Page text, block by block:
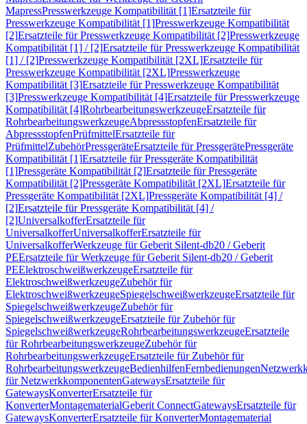
MapressPresswerkzeuge Kompatibilität [1]Ersatzteile für
Presswerkzeuge Kompatibilität [1]Presswerkzeuge Kompatibilität
[2]Ersatzteile für Presswerkzeuge Kompatibilität [2]Presswerkzeuge
Kompatibilität [1] / [2]Ersatzteile für Presswerkzeuge Kompatibilität
[1] / [2]Presswerkzeuge Kompatibilität [2XL]Ersatzteile für
Presswerkzeuge Kompatibilität [2XL]Presswerkzeuge
Kompatibilität [3]Ersatzteile für Presswerkzeuge Kompatibilität
[3]Presswerkzeuge Kompatibilität [4]Ersatzteile für Presswerkzeuge
Kompatibilität [4]RohrbearbeitungswerkzeugeErsatzteile für
RohrbearbeitungswerkzeugeAbpressstopfenErsatzteile für
AbpressstopfenPrüfmittelErsatzteile für
PrüfmittelZubehörPressgeräteErsatzteile für PressgerätePressgeräte
Kompatibilität [1]Ersatzteile für Pressgeräte Kompatibilität
[1]Pressgeräte Kompatibilität [2]Ersatzteile für Pressgeräte
Kompatibilität [2]Pressgeräte Kompatibilität [2XL]Ersatzteile für
Pressgeräte Kompatibilität [2XL]Pressgeräte Kompatibilität [4] /
[2]Ersatzteile für Pressgeräte Kompatibilität [4] /
[2]UniversalkofferErsatzteile für
UniversalkofferUniversalkofferErsatzteile für
UniversalkofferWerkzeuge für Geberit Silent-db20 / Geberit
PEErsatzteile für Werkzeuge für Geberit Silent-db20 / Geberit
PEElektroschweißwerkzeugeErsatzteile für
ElektroschweißwerkzeugeZubehör für
ElektroschweißwerkzeugeSpiegelschweißwerkzeugeErsatzteile für
SpiegelschweißwerkzeugeZubehör für
SpiegelschweißwerkzeugeErsatzteile für Zubehör für
SpiegelschweißwerkzeugeRohrbearbeitungswerkzeugeErsatzteile
für RohrbearbeitungswerkzeugeZubehör für
RohrbearbeitungswerkzeugeErsatzteile für Zubehör für
RohrbearbeitungswerkzeugeBedienhilfenFernbedienungen
für NetzwerkkomponentenGatewaysErsatzteile für
GatewaysKonverterErsatzteile für
KonverterMontagematerialGeberit ConnectGatewaysErsatzteile für
GatewaysKonverterErsatzteile für KonverterMontagematerial